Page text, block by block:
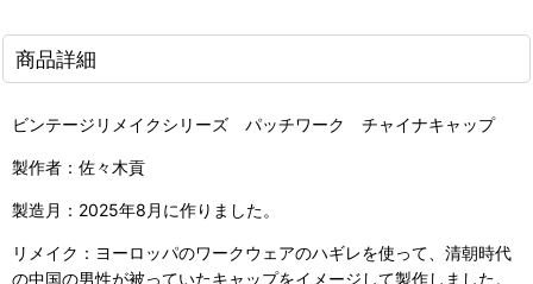
商品詳細
ビンテージリメイクシリーズ パッチワーク チャイナキャップ
製作者：佐々木貢
製造月：2025年8月に作りました。
リメイク：ヨーロッパのワークウェアのハギレを使って、清朝時代
の中国の男性が被っていたキャップをイメージして製作しました。